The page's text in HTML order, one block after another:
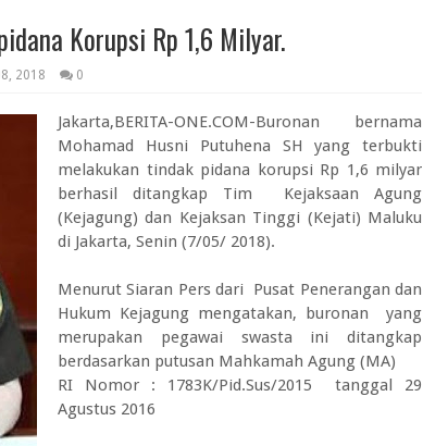
Korupsi Rp 1,6 Milyar.
2018 0
Jakarta,BERITA-ONE.COM-Buronan bernama
Mohamad Husni Putuhena SH yang terbukti
melakukan tindak pidana korupsi Rp 1,6 milyar
berhasil ditangkap Tim Kejaksaan Agung
(Kejagung) dan Kejaksan Tinggi (Kejati) Maluku
di Jakarta, Senin (7/05/ 2018).
Menurut Siaran Pers dari Pusat Penerangan dan
Hukum Kejagung mengatakan, buronan yang
merupakan pegawai swasta ini ditangkap
berdasarkan putusan Mahkamah Agung (MA)
RI Nomor : 1783K/Pid.Sus/2015 tanggal 29
Agustus 2016